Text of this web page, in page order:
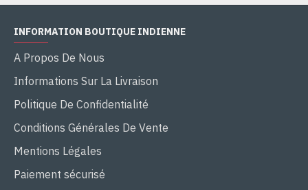
INFORMATION BOUTIQUE INDIENNE
A Propos De Nous
Informations Sur La Livraison
Politique De Confidentialité
Conditions Générales De Vente
Mentions Légales
Paiement sécurisé